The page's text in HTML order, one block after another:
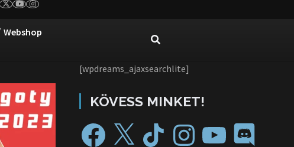
Webshop
[wpdreams_ajaxsearchlite]
KÖVESS MINKET!